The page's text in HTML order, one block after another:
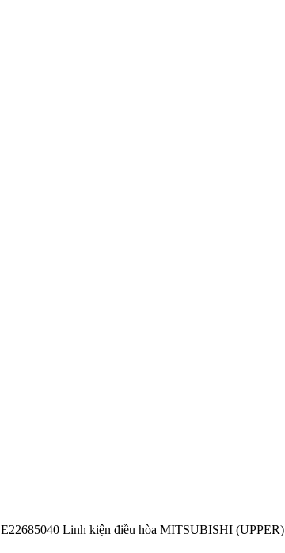
E22685040 Linh kiện điều hòa MITSUBISHI (UPPER)